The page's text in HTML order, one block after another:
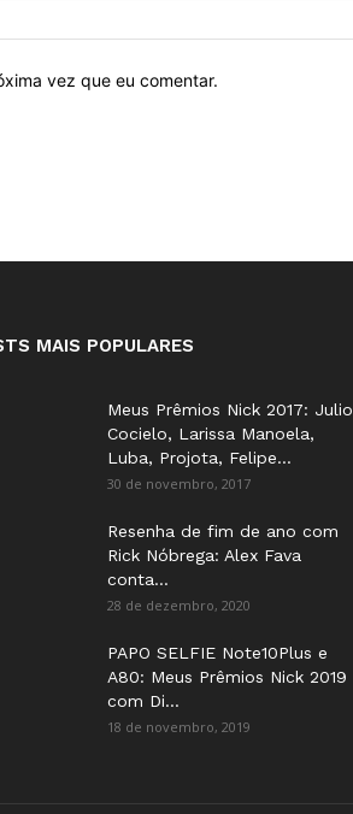
vez que eu comentar.
MAIS POPULARES
Meus Prêmios Nick 2017: Julio
Cocielo, Larissa Manoela,
Luba, Projota, Felipe...
30 de novembro, 2017
Resenha de fim de ano com
Rick Nóbrega: Alex Fava
conta...
28 de dezembro, 2020
PAPO SELFIE Note10Plus e
A80: Meus Prêmios Nick 2019
com Di...
18 de novembro, 2019